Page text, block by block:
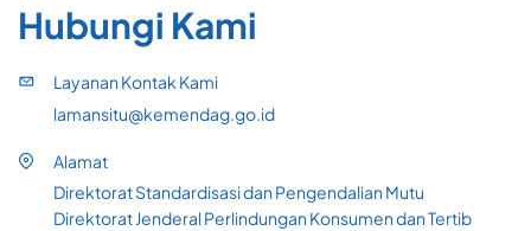
Hubungi Kami
Layanan Kontak Kami
lamansitu@kemendag.go.id
Alamat
Direktorat Standardisasi dan Pengendalian Mutu
Direktorat Jenderal Perlindungan Konsumen dan Tertib